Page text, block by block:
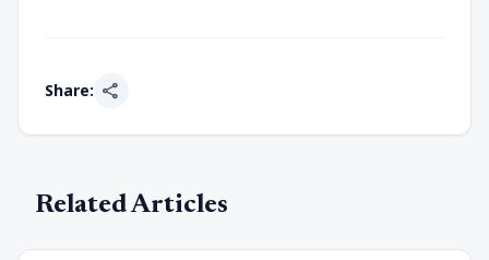
Share: share
Related Articles